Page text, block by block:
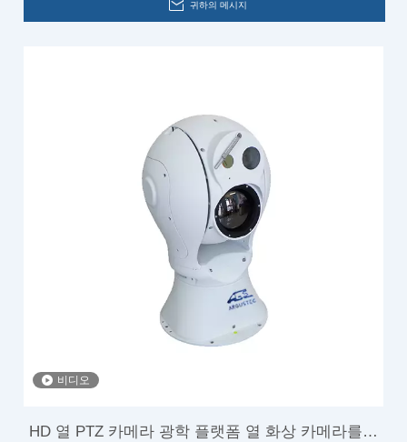
귀하의 메시지
비디오
HD 열 PTZ 카메라 광학 플랫폼 열 화상 카메라를위